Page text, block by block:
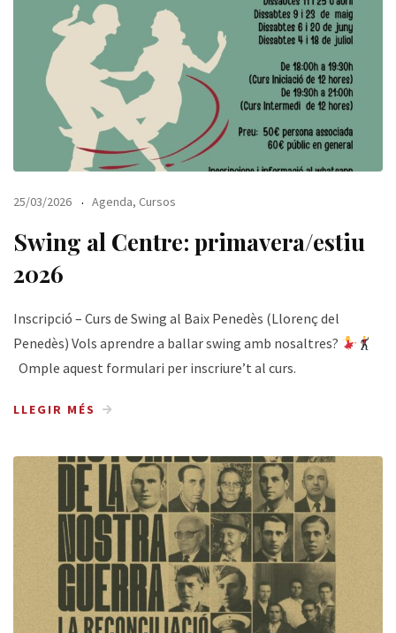
25/03/2026 Agenda, Cursos
Swing al Centre: primavera/estiu
2026
Inscripció – Curs de Swing al Baix Penedès (Llorenç del
Penedès) Vols aprendre a ballar swing amb nosaltres?
Omple aquest formulari per inscriure’t al curs.
LLEGIR MÉS